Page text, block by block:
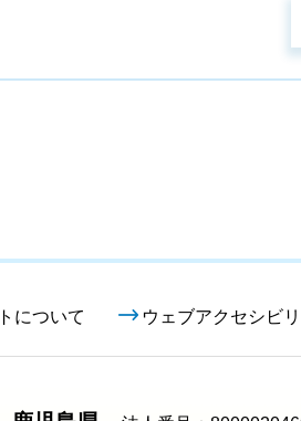
について ウェブアクセシビ